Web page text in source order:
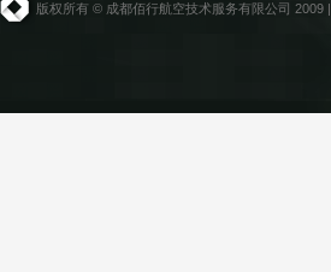
版权所有 © 成都佰行航空技术服务有限公司 2009 |